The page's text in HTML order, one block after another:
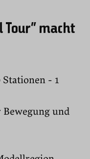
Tour“ macht
- 1
und